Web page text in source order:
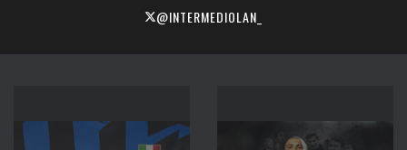
@INTERMEDIOLAN_